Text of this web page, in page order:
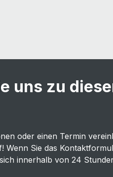
uns zu
oder einen Termin
Wenn Sie das
innerhalb von 24